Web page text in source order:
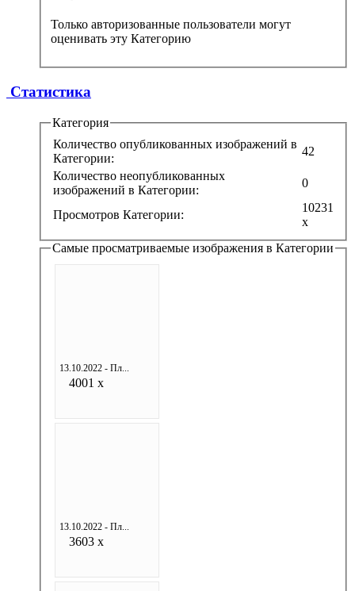
Только авторизованные пользователи могут
оценивать эту Категорию
Статистика
Категория
Количество опубликованных изображений в
Категории:
42
Количество неопубликованных
изображений в Категории:
0
Просмотров Категории:
10231
x
Самые просматриваемые изображения в Категории
13.10.2022 - Пл...
4001 x
13.10.2022 - Пл...
3603 x